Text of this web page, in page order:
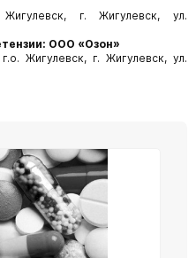
г. Жигулевск, ул.
ООО «Озон»
Жигулевск, г. Жигулевск, ул.